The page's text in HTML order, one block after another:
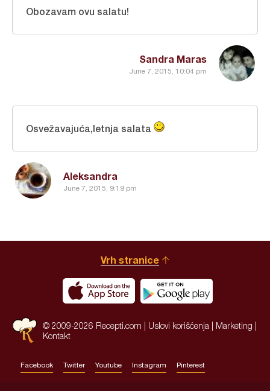
Sandra Maras
June 7, 2015, 10:04 pm
Obozavam ovu salatu!
Aleksandra
June 7, 2015, 9:19 pm
Osvežavajuća,letnja salata
Vrh stranice
© 2009-2026 Recepti.com | Uslovi korišćenja Marketing
Kontakt
Facebook Twitter Youtube Instagram Pinterest